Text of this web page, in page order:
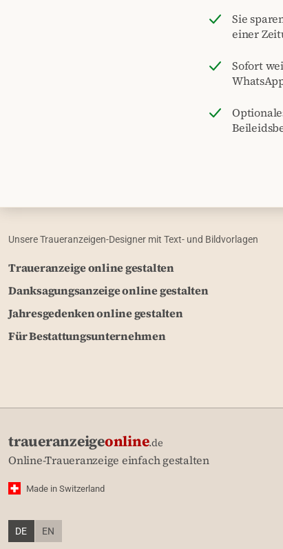
Sie
einer
Sofort
Unsere Traueranzeigen-Designer mit Text- und Bildvorlagen
Traueranzeige online gestalten
Danksagungsanzeige online gestalten
Jahresgedenken online gestalten
Für Bestattungsunternehmen
traueranzeigeonline.de
Online-Traueranzeige einfach gestalten
Made in Switzerland
DE EN